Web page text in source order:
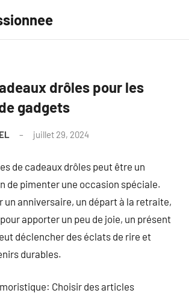
drôles pour les
gadgets
juillet 29, 2024
de cadeaux drôles peut être un
de pimenter une occasion spéciale.
un anniversaire, un départ à la retraite,
apporter un peu de joie, un présent
déclencher des éclats de rire et
durables.
Choisir des articles